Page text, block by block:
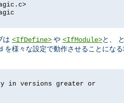
は <IfDefine> や <IfModule>と、
を様々な設定で動作させることにな
in versions greater or